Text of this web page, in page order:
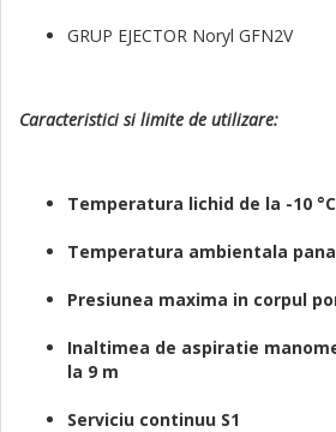
GRUP EJECTOR Noryl GFN2V
Caracteristici si limite de utilizare:
Temperatura lichid de la -10
Temperatura ambientala pana
Presiunea maxima in corpul
Inaltimea de aspiratie
la 9 m
Serviciu continuu S1